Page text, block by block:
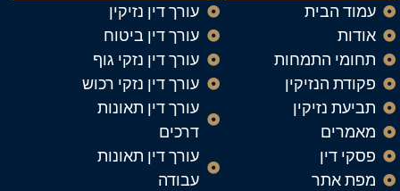
עמוד הבית
אודות
תחומי התמחות
פקודת הנזיקין
תביעת נזיקין
מאמרים
פסקי דין
מפת אתר
עורך דין נזיקין
עורך דין ביטוח
עורך דין נזקי גוף
עורך דין נזקי רכוש
עורך דין תאונות
דרכים
עורך דין תאונות
עבודה